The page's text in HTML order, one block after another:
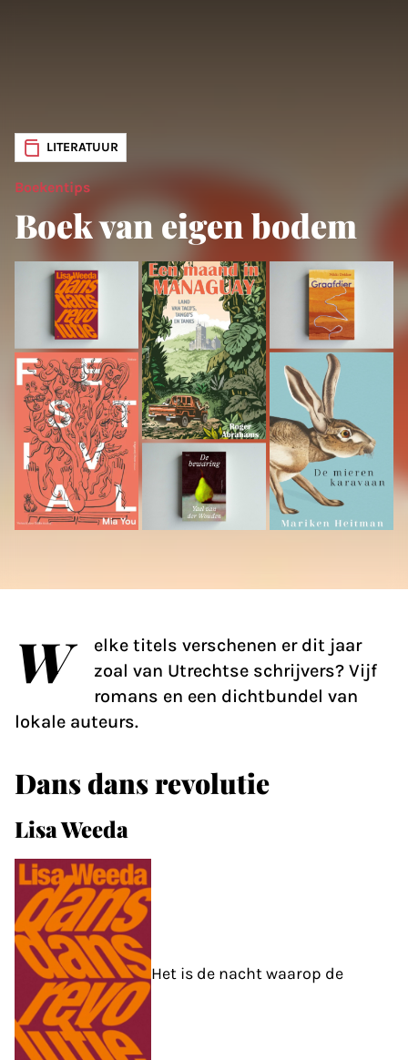
LITERATUUR
Boekentips
Boek van eigen bodem
W
elke titels verschenen er dit jaar
zoal van Utrechtse schrijvers? Vijf
romans en een dichtbundel van
lokale auteurs.
Dans dans revolutie
Lisa Weeda
Het is de nacht waarop de